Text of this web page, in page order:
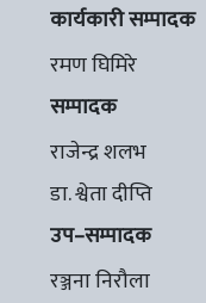
कार्यकारी सम्पादक
रमण घिमिरे
सम्पादक
राजेन्द्र शलभ
डा. श्वेता दीप्ति
उप–सम्पादक
रञ्जना निरौला